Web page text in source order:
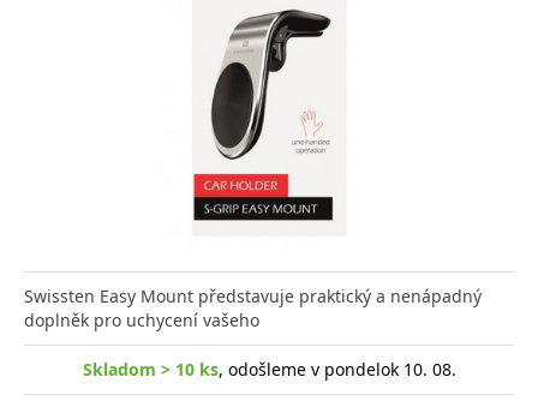
Swissten Easy Mount představuje praktický a nenápadný
doplněk pro uchycení vašeho
Skladom > 10 ks, odošleme v pondelok 10. 08.